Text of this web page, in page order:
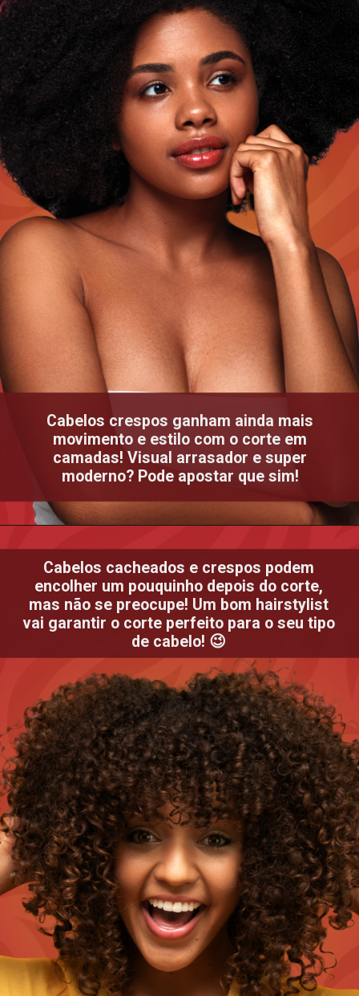
Cabelos crespos ganham ainda mais
movimento e estilo com o corte em
camadas! Visual arrasador e super
moderno? Pode apostar que sim!
Cabelos cacheados e crespos podem
encolher um pouquinho depois do corte,
mas não se preocupe! Um bom hairstylist
vai garantir o corte perfeito para o seu tipo
de cabelo! 😉